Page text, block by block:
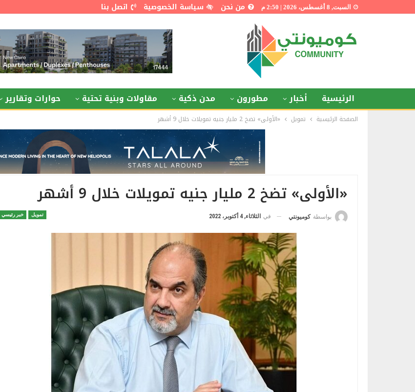
السبت, 8 أغسطس، 2026 | 2:50 م من نحن سياسة الخصوصية اتصل بنا
الرئيسية أخبار مطورون مدن ذكية مقاولات وبنية تحتية حوارات وتقارير
الصفحة الرئيسية تمويل «الأولى» تضخ 2 مليار جنيه تمويلات خلال 9 أشهر
«الأولى» تضخ 2 مليار جنيه تمويلات خلال 9 أشهر
تمويل خبر رئيسي بواسطة كوميونتي في الثلاثاء, 4 أكتوبر، 2022